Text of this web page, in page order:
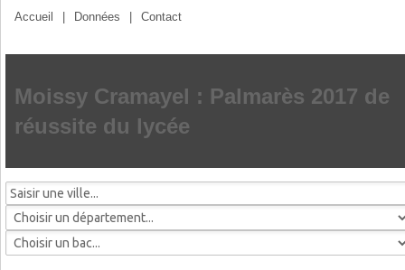
Accueil Données Contact
Moissy Cramayel : Palmarès 2017 de
réussite du lycée